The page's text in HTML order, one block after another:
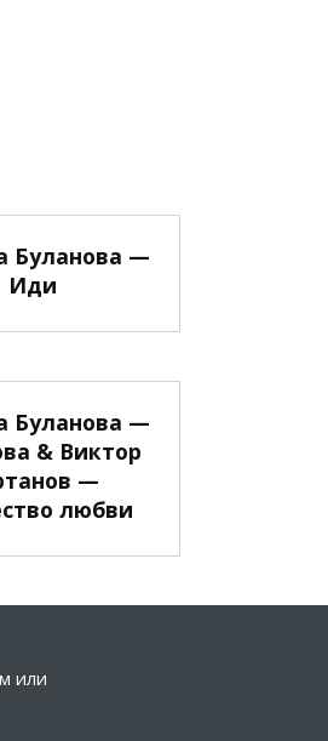
Буланова —
Иди
Буланова —
& Виктор
—
любви
или